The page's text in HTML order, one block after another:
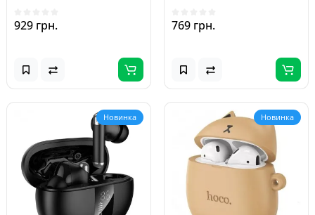
929 грн. 769 грн.
Новинка Новинка